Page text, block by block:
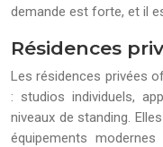
demande est forte, et il
Résidences
Les résidences privées
: studios individuels,
niveaux de standing.
équipements